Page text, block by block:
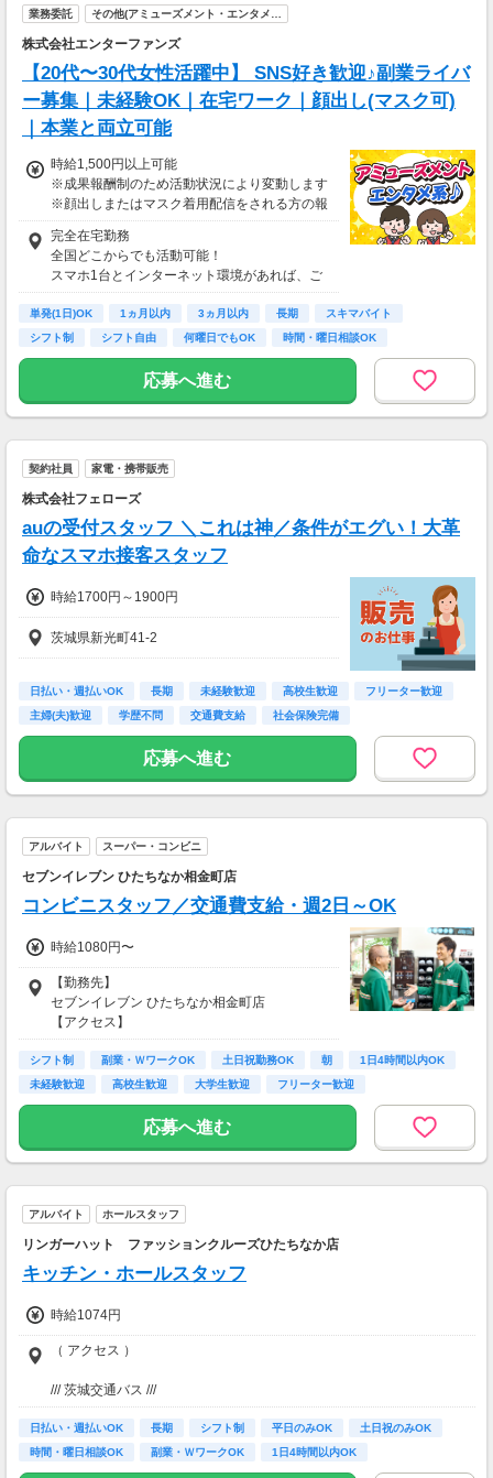
業務委託 その他(アミューズメント・エンタメ…
株式会社エンターファンズ
【20代〜30代女性活躍中】 SNS好き歓迎♪副業ライバ
ー募集｜未経験OK｜在宅ワーク｜顔出し(マスク可)
｜本業と両立可能
時給1,500円以上可能
※成果報酬制のため活動状況により変動します
※顔出しまたはマスク着用配信をされる方の報
酬基準となります
【収入例】
■事務職Aさん（週3日・月50時間程度）
月収8万円～15万円
月収15万円～25万円
■主婦Cさん（月100時間程度）
月収20万円以上
現在活躍中のライバーの多くは会社員や主婦の
方。
本業や家庭と両立しながら副業として活動され
ています。
完全在宅勤務
全国どこからでも活動可能！
スマホ1台とインターネット環境があれば、ご
自宅からスタートできます。
通勤時間ゼロだから、本業やプライベートとの
両立もラクラク♪
単発(1日)OK 1ヵ月以内 3ヵ月以内 長期
スキマバイト
シフト制
シフト自由 何曜日でもOK 時間・曜日相談OK
応募へ進む
契約社員 家電・携帯販売
株式会社フェローズ
auの受付スタッフ ＼これは神／条件がエグい！大革
命なスマホ接客スタッフ
時給1700円～1900円
茨城県新光町41-2
日払い・週払いOK 長期 未経験歓迎 高校生歓迎
フリーター歓迎
主婦(夫)歓迎
学歴不問 交通費支給 社会保険完備
応募へ進む
アルバイト スーパー・コンビニ
セブンイレブン ひたちなか相金町店
コンビニスタッフ／交通費支給・週2日～OK
時給1080円〜
【勤務先】
セブンイレブン ひたちなか相金町店
【アクセス】
高田の鉄橋駅から徒歩約10分
【住所】
茨城県ひたちなか市相金町１６－９
シフト制 副業・ＷワークOK 土日祝勤務OK 朝
1日4時間以内OK
未経験歓迎
高校生歓迎 大学生歓迎 フリーター歓迎
応募へ進む
アルバイト ホールスタッフ
リンガーハット ファッションクルーズひたちなか店
キッチン・ホールスタッフ
時給1074円
（ アクセス ）
/// 茨城交通バス ///
( 乗り場 ) 勝田駅東口バスターミナル 2番のりば 発、「中央研修所・ひ
たち海浜公園」行きバス
( バス停 ) 「ジョイフル本田西」下車すぐ
日払い・週払いOK 長期 シフト制 平日のみOK
土日祝のみOK
時間・曜日相談OK
副業・ＷワークOK
1日4時間以内OK